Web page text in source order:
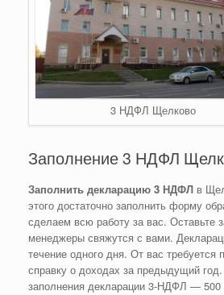
3 НДФЛ Щелково
Заполнение 3 НДФЛ
Заполнить декларацию 3 НДФЛ в
этого достаточно заполнить форму
сделаем всю работу за вас. Оставьте
менеджеры свяжутся с вами.
течение одного дня. От вас требуется
справку о доходах за предыдущий
заполнения декларации 3-НДФЛ — 500